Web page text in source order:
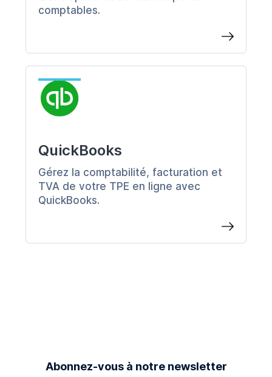
F Facturation
Formulaire
Gestion de Projet
L Landing Page
N Newsletter
R Reporting
comptables.
QuickBooks
Gérez la comptabilité, facturation et
TVA de votre TPE en ligne avec
QuickBooks.
Abonnez-vous à notre newsletter